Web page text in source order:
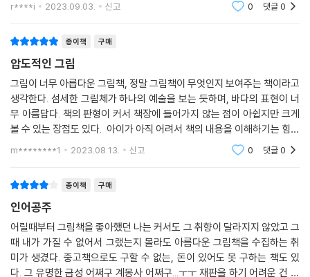
간 세계로 나온 인어공주의 이야기가 펼쳐질 때는 붉은 색조로(본문 20~
달했을 때는 두 색조가 섞인 보라색을 바탕색으로 칠해 인어공주의 절실한
마음을 표현했습니다(본문 30~31쪽).
또 인어공주가 왕자를 포기하고 물거품이 되어 사라지기를 결심하는 부분
에서는 강렬한 금색에서 점차적으로 바랜 금색을 바탕색으로 이용해 땅도
바다도 아닌, 하늘에 가까워지며 물거품이 되는 인어공주의 존재감을 나타
현해 인어공주의 사랑이 얼마나 힘겨운지를 더욱 도드라지게 강조한 것입
니다.
이처럼 안데르센의 원문을 충실히 옮긴 텍스트와 찰스 산토레의 섬세하고
특별한 그림이 합쳐진 어린이작가정신 클래식 『인어공주』는 어린 시절뿐
아니라 어른이 되어서도 함께할 가치가 있는 명품 그림책입니다.
r****i 2023.09.03. 신고 0 댓글0
종이책 구매
압도적인 그림
그림이 너무 아릅다운 그림책, 정말 그림책이 무엇인지 보여주는 책이라고
생각한다. 섬세한 그림체가 하나의 예술을 보는 듯하며, 바다의 표현이 너
무 아름답다. 책의 판형이 커서 책장에 들어가지 않는 점이 아쉽지만 크게
볼 수 있는 장점도 있다. 아이가 아직 어려서 책의 내용을 이해하기는 힘들
지만 그림을 보는 것만으로도 심미안적인 눈을 길러줄 수 있을 것이라고
m********1 2023.08.13. 신고 0 댓글0
종이책 구매
인어공주
어릴때부터 그림책을 좋아했던 나는 커서도 그 취향이 달라지지 않았고 그
때 내가 가질 수 없어서 그랬는지 몰라도 아름다운 그림책을 수집하는 취
미가 생겼다. 중고책으로도 구할 수 없는, 돈이 있어도 못 구하는 책도 있
다. 그 유명한 금성 어쩌구 계몽사 어쩌구...ㅜㅜ 재판을 하기 어려운 건 작